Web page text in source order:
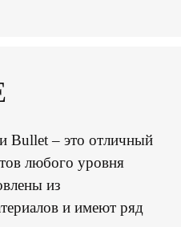
Bullet – это отличный
любого уровня
из
и имеют ряд